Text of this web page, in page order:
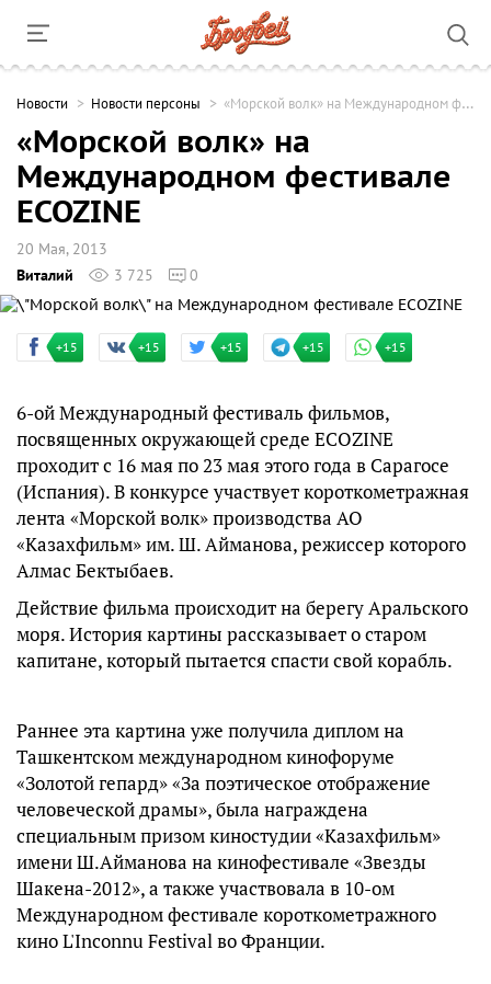
Новости Новости персоны «Морской волк» на Международном фестивале ECOZINE
«Морской волк» на
Международном фестивале
ECOZINE
20 Мая, 2013
Виталий
3 725 0
+15 +15 +15 +15 +15
6-ой Международный фестиваль фильмов,
посвященных окружающей среде ECOZINE
проходит с 16 мая по 23 мая этого года в Сарагосе
(Испания). В конкурсе участвует короткометражная
лента «Морской волк» производства АО
«Казахфильм» им. Ш. Айманова, режиссер которого
Алмас Бектыбаев.
Действие фильма происходит на берегу Аральского
моря. История картины рассказывает о старом
капитане, который пытается спасти свой корабль.
Раннее эта картина уже получила диплом на
Ташкентском международном кинофоруме
«Золотой гепард» «За поэтическое отображение
человеческой драмы», была награждена
специальным призом киностудии «Казахфильм»
имени Ш.Айманова на кинофестивале «Звезды
Шакена-2012», а также участвовала в 10-ом
Международном фестивале короткометражного
кино L'Inconnu Festival во Франции.